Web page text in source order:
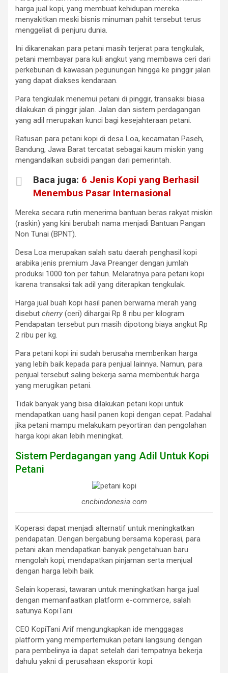
harga jual kopi, yang membuat kehidupan mereka
menyakitkan meski bisnis minuman pahit tersebut terus
menggeliat di penjuru dunia.
Ini dikarenakan para petani masih terjerat para tengkulak,
petani membayar para kuli angkut yang membawa ceri dari
perkebunan di kawasan pegunungan hingga ke pinggir jalan
yang dapat diakses kendaraan.
Para tengkulak menemui petani di pinggir, transaksi biasa
dilakukan di pinggir jalan. Jalan dan sistem perdagangan
yang adil merupakan kunci bagi kesejahteraan petani.
Ratusan para petani kopi di desa Loa, kecamatan Paseh,
Bandung, Jawa Barat tercatat sebagai kaum miskin yang
mengandalkan subsidi pangan dari pemerintah.
Baca juga: 6 Jenis Kopi yang Berhasil
Menembus Pasar Internasional
Mereka secara rutin menerima bantuan beras rakyat miskin
(raskin) yang kini berubah nama menjadi Bantuan Pangan
Non Tunai (BPNT).
Desa Loa merupakan salah satu daerah penghasil kopi
arabika jenis premium Java Preanger dengan jumlah
produksi 1000 ton per tahun. Melaratnya para petani kopi
karena transaksi tak adil yang diterapkan tengkulak.
Harga jual buah kopi hasil panen berwarna merah yang
disebut cherry (ceri) dihargai Rp 8 ribu per kilogram.
Pendapatan tersebut pun masih dipotong biaya angkut Rp
2 ribu per kg.
Para petani kopi ini sudah berusaha memberikan harga
yang lebih baik kepada para penjual lainnya. Namun, para
penjual tersebut saling bekerja sama membentuk harga
yang merugikan petani.
Tidak banyak yang bisa dilakukan petani kopi untuk
mendapatkan uang hasil panen kopi dengan cepat. Padahal
jika petani mampu melakukam peyortiran dan pengolahan
harga kopi akan lebih meningkat.
Sistem Perdagangan yang Adil Untuk Kopi
Petani
cncbindonesia.com
Koperasi dapat menjadi alternatif untuk meningkatkan
pendapatan. Dengan bergabung bersama koperasi, para
petani akan mendapatkan banyak pengetahuan baru
mengolah kopi, mendapatkan pinjaman serta menjual
dengan harga lebih baik.
Selain koperasi, tawaran untuk meningkatkan harga jual
dengan memanfaatkan platform e-commerce, salah
satunya KopiTani.
CEO KopiTani Arif mengungkapkan ide menggagas
platform yang mempertemukan petani langsung dengan
para pembelinya ia dapat setelah dari tempatnya bekerja
dahulu yakni di perusahaan eksportir kopi.